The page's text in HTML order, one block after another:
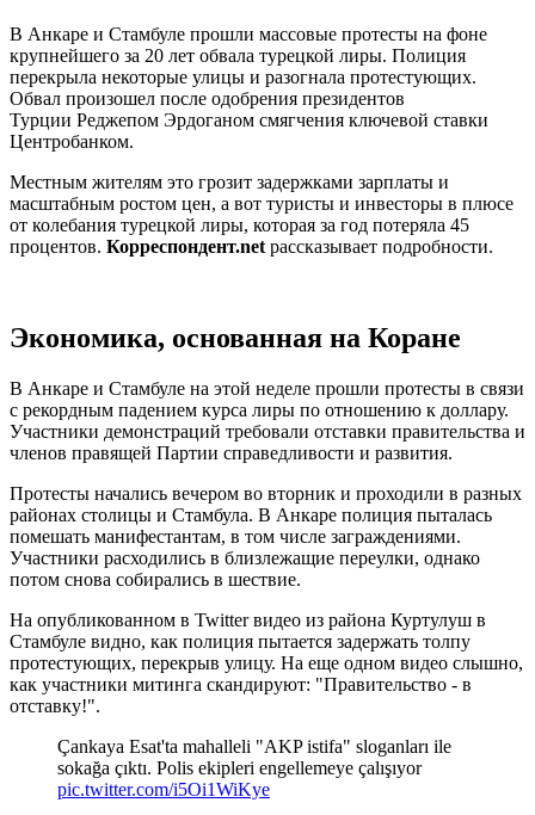
В Анкаре и Стамбуле прошли массовые протесты на фоне
крупнейшего за 20 лет обвала турецкой лиры. Полиция
перекрыла некоторые улицы и разогнала протестующих.
Обвал произошел после одобрения президентов
Турции Реджепом Эрдоганом смягчения ключевой ставки
Центробанком.
Местным жителям это грозит задержками зарплаты и
масштабным ростом цен, а вот туристы и инвесторы в плюсе
от колебания турецкой лиры, которая за год потеряла 45
процентов. Корреспондент.net рассказывает подробности.
Экономика, основанная на Коране
В Анкаре и Стамбуле на этой неделе прошли протесты в связи
с рекордным падением курса лиры по отношению к доллару.
Участники демонстраций требовали отставки правительства и
членов правящей Партии справедливости и развития.
Протесты начались вечером во вторник и проходили в разных
районах столицы и Стамбула. В Анкаре полиция пыталась
помешать манифестантам, в том числе заграждениями.
Участники расходились в близлежащие переулки, однако
потом снова собирались в шествие.
На опубликованном в Twitter видео из района Куртулуш в
Стамбуле видно, как полиция пытается задержать толпу
протестующих, перекрыв улицу. На еще одном видео слышно,
как участники митинга скандируют: "Правительство - в
отставку!".
Çankaya Esat'ta mahalleli "AKP istifa" sloganları ile
sokağa çıktı. Polis ekipleri engellemeye çalışıyor
pic.twitter.com/i5Oi1WiKye